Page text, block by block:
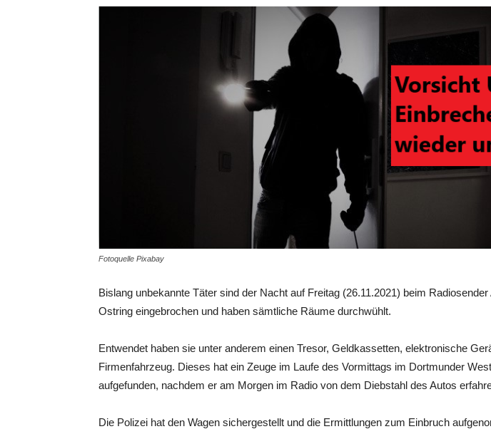
Fotoquelle Pixabay
Bislang unbekannte Täter sind der Nacht auf Freitag (26.11.2021) beim
Ostring eingebrochen und haben sämtliche Räume durchwühlt.
Entwendet haben sie unter anderem einen Tresor, Geldkassetten, elektronische
Firmenfahrzeug. Dieses hat ein Zeuge im Laufe des Vormittags im Dortmunder
aufgefunden, nachdem er am Morgen im Radio von dem Diebstahl des Autos
Die Polizei hat den Wagen sichergestellt und die Ermittlungen zum Einbruch